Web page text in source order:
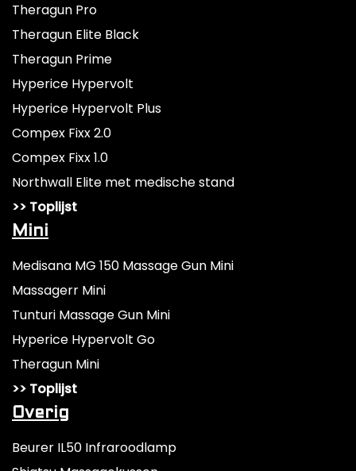
Theragun Pro
Theragun Elite Black
Theragun Prime
Hyperice Hypervolt
Hyperice Hypervolt Plus
Compex Fixx 2.0
Compex Fixx 1.0
Northwall Elite met medische stand
>> Toplijst
Mini
Medisana MG 150 Massage Gun Mini
Massagerr Mini
Tunturi Massage Gun Mini
Hyperice Hypervolt Go
Theragun Mini
>> Toplijst
Overig
Beurer IL50 Infraroodlamp